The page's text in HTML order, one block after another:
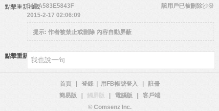
點擊重新加載 沙發
54DA583E5843F
該用戶已被刪除
2015-2-17 02:06:09
提示: 作者被禁止或刪除 內容自動屏蔽
點擊重新加載
首頁 登錄 用FB帳號登入
註冊
簡易版
觸屏版 電腦版
客戶端
© Comsenz Inc.